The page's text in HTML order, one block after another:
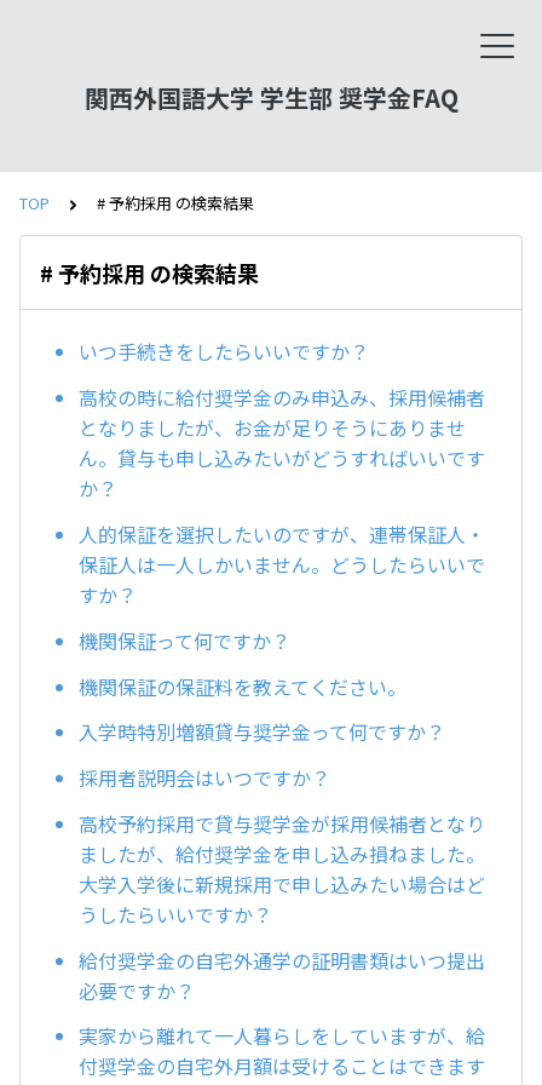
関西外国語大学 学生部 奨学金FAQ
TOP # 予約採用 の検索結果
# 予約採用 の検索結果
いつ手続きをしたらいいですか？
高校の時に給付奨学金のみ申込み、採用候補者
となりましたが、お金が足りそうにありませ
ん。貸与も申し込みたいがどうすればいいです
か？
人的保証を選択したいのですが、連帯保証人・
保証人は一人しかいません。どうしたらいいで
すか？
機関保証って何ですか？
機関保証の保証料を教えてください。
入学時特別増額貸与奨学金って何ですか？
採用者説明会はいつですか？
高校予約採用で貸与奨学金が採用候補者となり
ましたが、給付奨学金を申し込み損ねました。
大学入学後に新規採用で申し込みたい場合はど
うしたらいいですか？
給付奨学金の自宅外通学の証明書類はいつ提出
必要ですか？
実家から離れて一人暮らしをしていますが、給
付奨学金の自宅外月額は受けることはできます